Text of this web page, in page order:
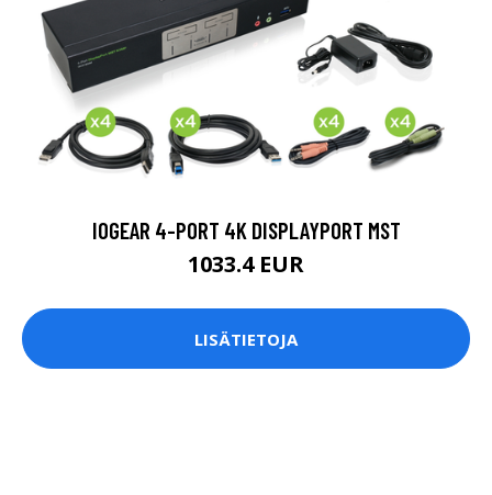
IOGEAR 4-PORT 4K DISPLAYPORT MST
1033.4 EUR
LISÄTIETOJA